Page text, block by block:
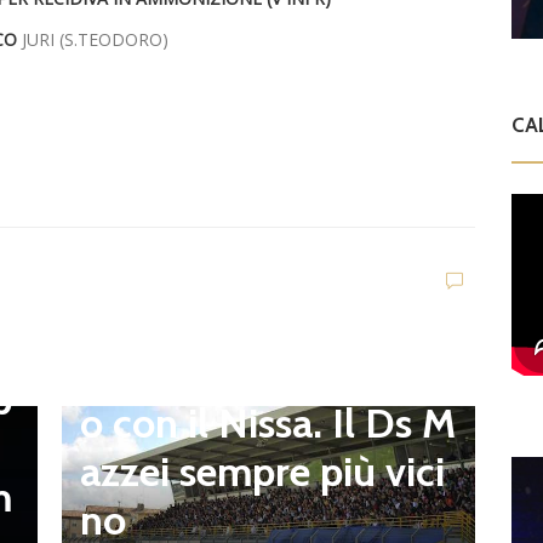
JURI (S.TEODORO)
to senza sosta: Busat
o con il Nissa. Il Ds M
azzei sempre più vici
no